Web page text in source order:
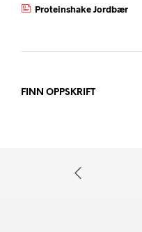
Proteinshake Jordbær
FINN OPPSKRIFT